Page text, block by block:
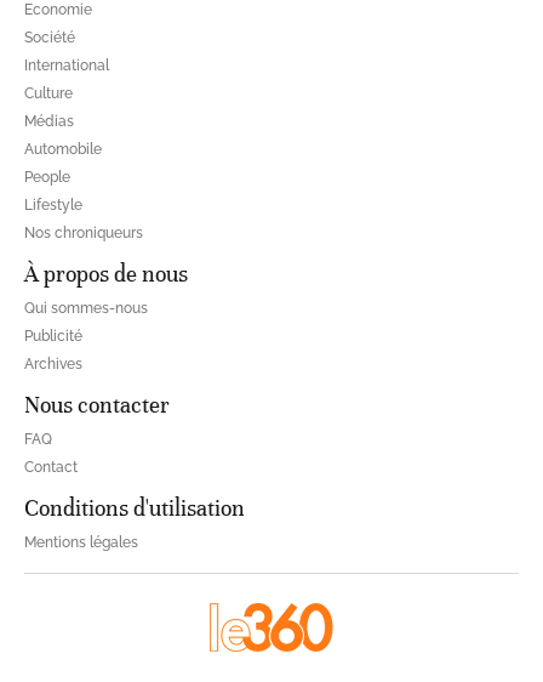
Economie
Société
International
Culture
Médias
Automobile
People
Lifestyle
Nos chroniqueurs
À propos de nous
Qui sommes-nous
Publicité
Archives
Nous contacter
FAQ
Contact
Conditions d'utilisation
Mentions légales